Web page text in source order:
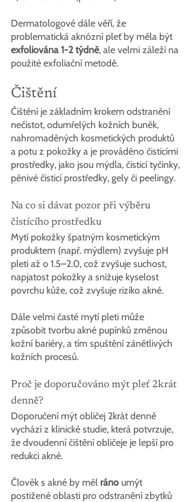
Dermatologové dále věří, že
problematická aknózní pleť by měla být
exfoliována 1-2 týdně, ale velmi záleží na
použité exfoliační metodě.
Čištění
Čištění je základním krokem odstranění
nečistot, odumřelých kožních buněk,
nahromaděných kosmetických produktů
a potu z pokožky a je prováděno čisticími
prostředky, jako jsou mýdla, čisticí tyčinky,
pěnivé čisticí prostředky, gely či peelingy.
Na co si dávat pozor při výběru
čistícího prostředku
Mytí pokožky špatným kosmetickým
produktem (např. mýdlem) zvyšuje pH
pleti až o 1.5–2.0, což zvyšuje suchost,
napjatost pokožky a snižuje kyselost
povrchu kůže, což zvyšuje riziko akné.
Dále velmi časté mytí pleti může
způsobit tvorbu akné pupínků změnou
kožní bariéry, a tím spuštění zánětlivých
kožních procesů.
Proč je doporučováno mýt pleť 2krát
denně?
Doporučení mýt obličej 2krát denně
vychází z klinické studie, která potvrzuje,
že dvoudenní čištění obličeje je lepší pro
redukci akné.
Člověk s akné by měl ráno umýt
postižené oblasti pro odstranění zbytků